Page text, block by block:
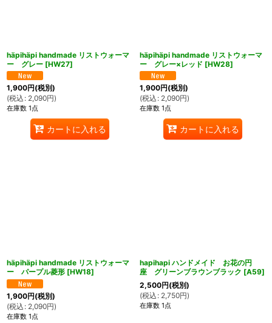
häpihäpi handmade リストウォーマ
ー グレー [HW27]
1,900円(税別)
(税込 : 2,090円)
在庫数 1点
カートに入れる
häpihäpi handmade リストウォーマ
ー グレー×レッド [HW28]
1,900円(税別)
(税込 : 2,090円)
在庫数 1点
カートに入れる
häpihäpi handmade リストウォーマ
ー パープル菱形 [HW18]
1,900円(税別)
(税込 : 2,090円)
在庫数 1点
hapihapi ハンドメイド お花の円
座 グリーンブラウンブラック [A59]
2,500円(税別)
(税込 : 2,750円)
在庫数 1点